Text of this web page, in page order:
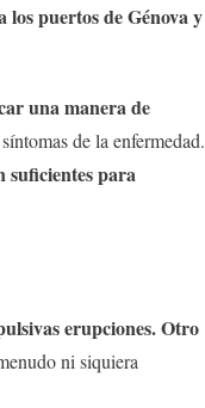
puertos de Génova y
una manera de
de la enfermedad.
suficientes para
erupciones. Otro
ni siquiera